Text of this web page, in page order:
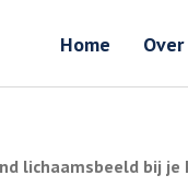
Home
lichaamsbeeld bij je